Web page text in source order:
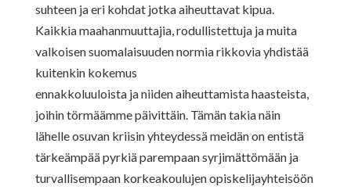
suhteen ja eri kohdat jotka aiheuttavat kipua.
Kaikkia maahanmuuttajia, rodullistettuja ja muita
valkoisen suomalaisuuden normia rikkovia yhdistää
kuitenkin kokemus
ennakkoluuloista ja niiden aiheuttamista haasteista,
joihin törmäämme päivittäin. Tämän takia näin
lähelle osuvan kriisin yhteydessä meidän on entistä
tärkeämpää pyrkiä parempaan syrjimättömään ja
turvallisempaan korkeakoulujen opiskelijayhteisöön